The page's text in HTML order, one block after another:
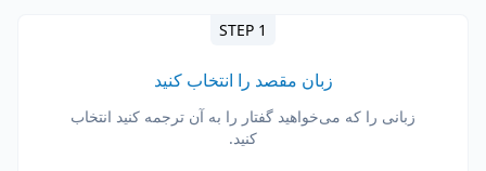
STEP 1
زبان مقصد را انتخاب کنید
زبانی را که می‌خواهید گفتار را به آن ترجمه کنید انتخاب
کنید.